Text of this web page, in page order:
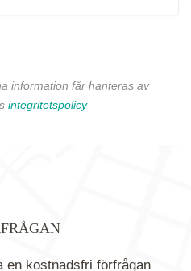
information får hanteras av
integritetspolicy
en kostnadsfri förfrågan